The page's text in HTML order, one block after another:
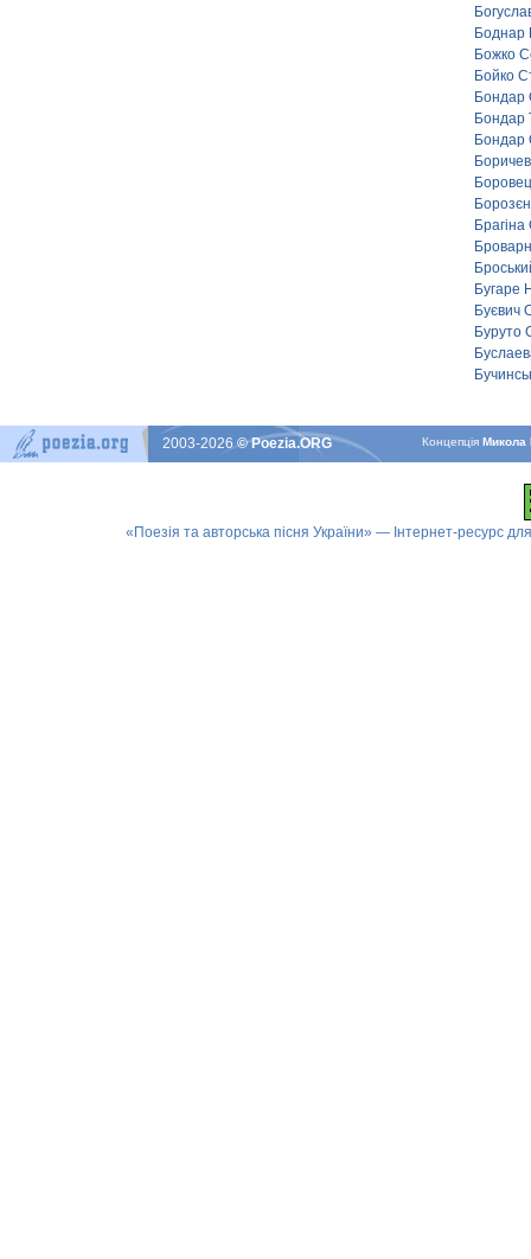
Боднар
Божко
Бойко
Бондар
Бондар
Бондар
Брагіна
Бугаре
Буєвич
Буруто
КонцепцiяМикола
2003-2026© Poezia.ORG
«Поезія та авторська пісня України» — Інтернет-ресурс